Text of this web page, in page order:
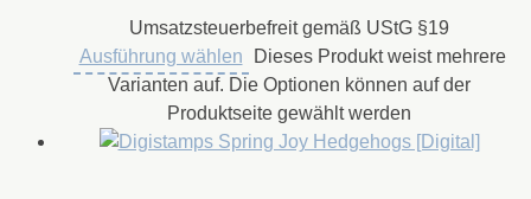
Umsatzsteuerbefreit gemäß UStG §19
Ausführung wählen
Dieses Produkt weist mehrere
Varianten auf. Die Optionen können auf der
Produktseite gewählt werden